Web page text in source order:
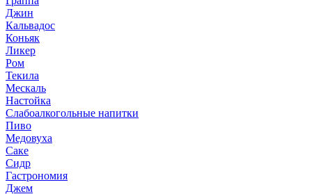
Джин
Кальвадос
Коньяк
Ликер
Ром
Текила
Мескаль
Настойка
Слабоалкогольные напитки
Пиво
Медовуха
Саке
Сидр
Гастрономия
Джем